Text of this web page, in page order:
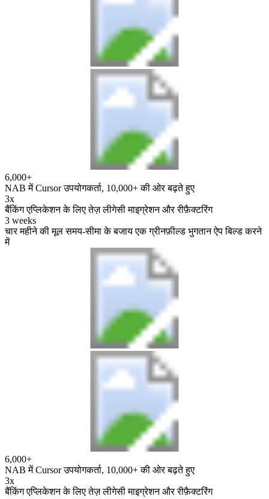
6,000+
NAB में Cursor उपयोगकर्ता, 10,000+ की ओर बढ़ते हुए
3x
बैंकिंग एप्लिकेशन के लिए तेज़ लीगेसी माइग्रेशन और रीफ़ैक्टरिंग
3 weeks
चार महीने की मूल समय-सीमा के बजाय एक ग्रीनफ़ील्ड भुगतान ऐप बिल्ड करने
में
6,000+
NAB में Cursor उपयोगकर्ता, 10,000+ की ओर बढ़ते हुए
3x
बैंकिंग एप्लिकेशन के लिए तेज़ लीगेसी माइग्रेशन और रीफ़ैक्टरिंग